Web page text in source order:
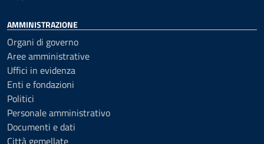
AMMINISTRAZIONE
Organi di governo
Aree amministrative
Uffici in evidenza
Enti e fondazioni
Politici
Personale amministrativo
Documenti e dati
Città gemellate